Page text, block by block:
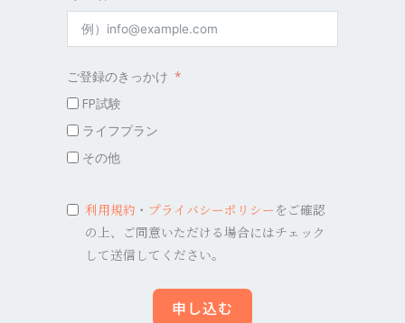
ご登録のきっかけ
FP試験
ライフプラン
その他
利用規約 ・ プライバシーポリシー をご確認
の上、ご同意いただける場合にはチェック
して送信してください。
申し込む